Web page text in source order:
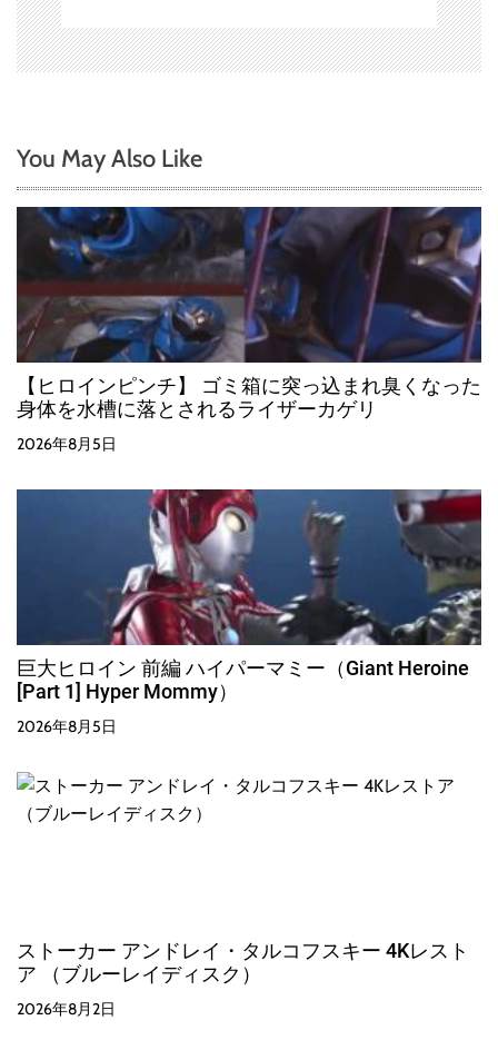
You May Also Like
【ヒロインピンチ】 ゴミ箱に突っ込まれ臭くなった
身体を水槽に落とされるライザーカゲリ
2026年8月5日
巨大ヒロイン 前編 ハイパーマミー（Giant Heroine
[Part 1] Hyper Mommy）
2026年8月5日
ストーカー アンドレイ・タルコフスキー 4Kレスト
ア （ブルーレイディスク）
2026年8月2日